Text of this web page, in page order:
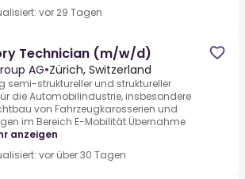
vor 29 Tagen
Technician (m/w/d)
AG•Zürich, Switzerland
semi-struktureller und struktureller
die Automobilindustrie, insbesondere
von Fahrzeugkarosserien und
im Bereich E-Mobilität.Übernahme
anzeigen
vor über 30 Tagen